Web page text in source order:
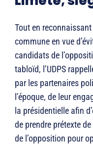
Tout en
commune en vue
candidats de
tabloïd, l’UDPS
par les partenaires
l’époque, de leur
la présidentielle afin
de prendre prétexte
de l’opposition pour